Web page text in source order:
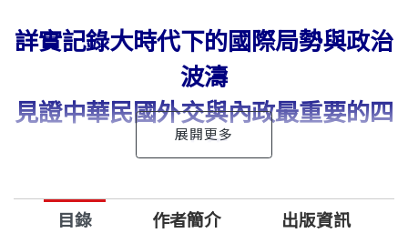
詳實記錄大時代下的國際局勢與政治
波濤
見證中華民國外交與內政最重要的四
十年
《錢復回憶錄典藏版•卷一：1935-1979外交風雲動》
目錄 作者簡介 出版資訊